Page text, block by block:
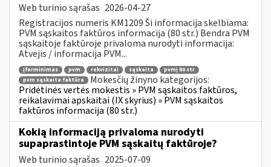
Web turinio sąrašas 2026-04-27
Registracijos numeris KM1209 Ši informacija skelbiama:
PVM sąskaitos faktūros informacija (80 str.) Bendra PVM
sąskaitoje faktūroje privaloma nurodyti informacija:
Atvejis / informacija PVM...
įforminimas pvm rekvizitai sąskaita
pvmį 80 str
pvm sąskaita faktūra
Mokesčių žinyno kategorijos:
Pridėtinės vertės mokestis » PVM sąskaitos faktūros,
reikalavimai apskaitai (IX skyrius) » PVM sąskaitos
faktūros informacija (80 str.)
Kokią informaciją privaloma nurodyti
supaprastintoje PVM sąskaitų faktūroje?
Web turinio sąrašas 2025-07-09